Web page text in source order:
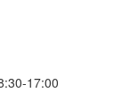
17:00